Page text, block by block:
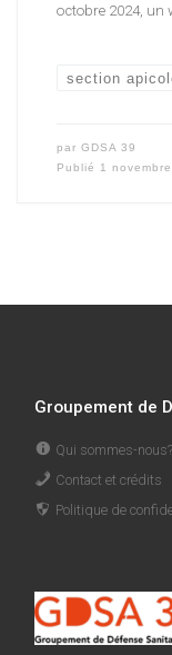
octobre 2024, un
section
par GDSA 39
Publié 1
Groupement de
Qui sommes-nous?
Contact et crédits
Politique de